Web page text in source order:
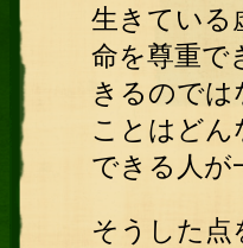
生きている
命を尊重で
きるので
ことはどん
できる人が
そうした点